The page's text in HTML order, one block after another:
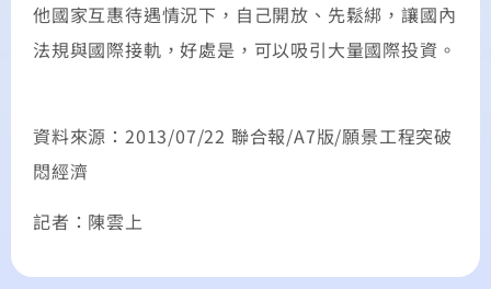
他國家互惠待遇情況下，自己開放、先鬆綁，讓國內
法規與國際接軌，好處是，可以吸引大量國際投資。
資料來源：2013/07/22 聯合報/A7版/願景工程突破
悶經濟
記者：陳雲上